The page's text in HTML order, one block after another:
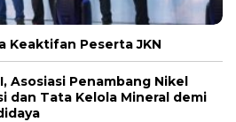
Keaktifan Peserta JKN
Asosiasi Penambang Nikel
dan Tata Kelola Mineral demi